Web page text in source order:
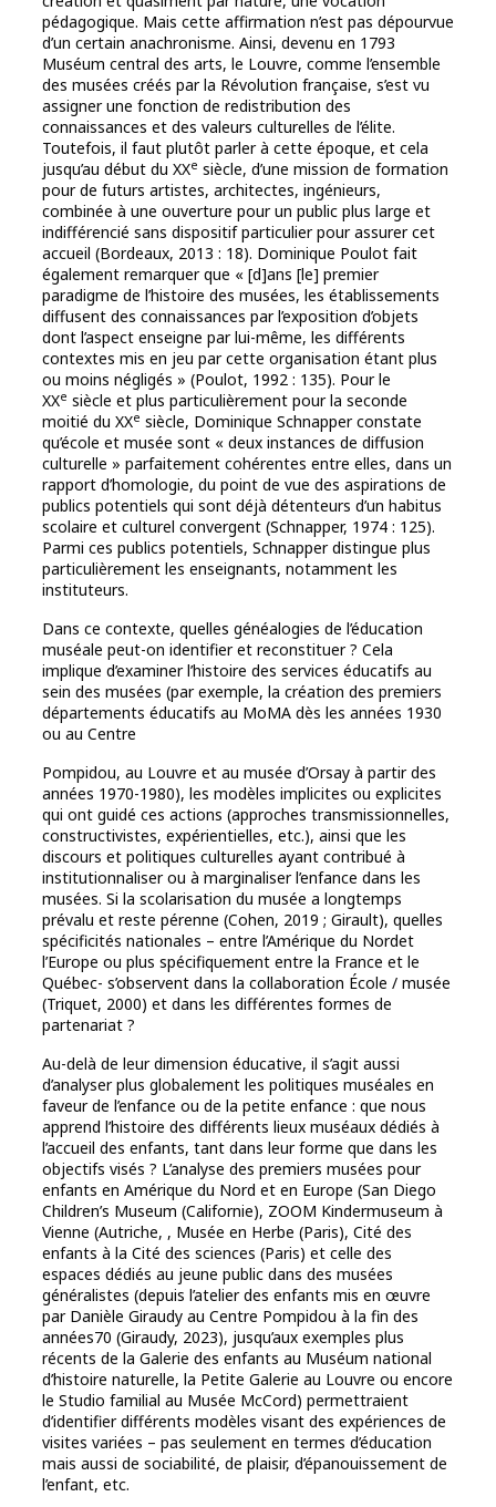
pédagogique. Mais cette affirmation n’est pas dépourvue
d’un certain anachronisme. Ainsi, devenu en 1793
Muséum central des arts, le Louvre, comme l’ensemble
des musées créés par la Révolution française, s’est vu
assigner une fonction de redistribution des
connaissances et des valeurs culturelles de l’élite.
Toutefois, il faut plutôt parler à cette époque, et cela
jusqu’au début du XXe siècle, d’une mission de formation
pour de futurs artistes, architectes, ingénieurs,
combinée à une ouverture pour un public plus large et
indifférencié sans dispositif particulier pour assurer cet
accueil (Bordeaux, 2013 : 18). Dominique Poulot fait
également remarquer que « [d]ans [le] premier
paradigme de l’histoire des musées, les établissements
diffusent des connaissances par l’exposition d’objets
dont l’aspect enseigne par lui-même, les différents
contextes mis en jeu par cette organisation étant plus
ou moins négligés » (Poulot, 1992 : 135). Pour le
XXe siècle et plus particulièrement pour la seconde
moitié du XXe siècle, Dominique Schnapper constate
qu’école et musée sont « deux instances de diffusion
culturelle » parfaitement cohérentes entre elles, dans un
rapport d’homologie, du point de vue des aspirations de
publics potentiels qui sont déjà détenteurs d’un habitus
scolaire et culturel convergent (Schnapper, 1974 : 125).
Parmi ces publics potentiels, Schnapper distingue plus
particulièrement les enseignants, notamment les
instituteurs.
Dans ce contexte, quelles généalogies de l’éducation
muséale peut-on identifier et reconstituer ? Cela
implique d’examiner l’histoire des services éducatifs au
sein des musées (par exemple, la création des premiers
départements éducatifs au MoMA dès les années 1930
ou au Centre
Pompidou, au Louvre et au musée d’Orsay à partir des
années 1970-1980), les modèles implicites ou explicites
qui ont guidé ces actions (approches transmissionnelles,
constructivistes, expérientielles, etc.), ainsi que les
discours et politiques culturelles ayant contribué à
institutionnaliser ou à marginaliser l’enfance dans les
musées. Si la scolarisation du musée a longtemps
prévalu et reste pérenne (Cohen, 2019 ; Girault), quelles
spécificités nationales – entre l’Amérique du Nordet
l’Europe ou plus spécifiquement entre la France et le
Québec- s’observent dans la collaboration École / musée
(Triquet, 2000) et dans les différentes formes de
partenariat ?
Au-delà de leur dimension éducative, il s’agit aussi
d’analyser plus globalement les politiques muséales en
faveur de l’enfance ou de la petite enfance : que nous
apprend l’histoire des différents lieux muséaux dédiés à
l’accueil des enfants, tant dans leur forme que dans les
objectifs visés ? L’analyse des premiers musées pour
enfants en Amérique du Nord et en Europe (San Diego
Children’s Museum (Californie), ZOOM Kindermuseum à
Vienne (Autriche, , Musée en Herbe (Paris), Cité des
enfants à la Cité des sciences (Paris) et celle des
espaces dédiés au jeune public dans des musées
généralistes (depuis l’atelier des enfants mis en œuvre
par Danièle Giraudy au Centre Pompidou à la fin des
années70 (Giraudy, 2023), jusqu’aux exemples plus
récents de la Galerie des enfants au Muséum national
d’histoire naturelle, la Petite Galerie au Louvre ou encore
le Studio familial au Musée McCord) permettraient
d’identifier différents modèles visant des expériences de
visites variées – pas seulement en termes d’éducation
mais aussi de sociabilité, de plaisir, d’épanouissement de
l’enfant, etc.